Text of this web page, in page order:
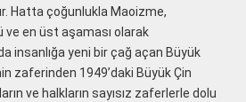
Hatta çoğunlukla Maoizme,
ve en üst aşaması olarak
insanlığa yeni bir çağ açan Büyük
zaferinden 1949’daki Büyük Çin
ve halkların sayısız zaferlerle dolu